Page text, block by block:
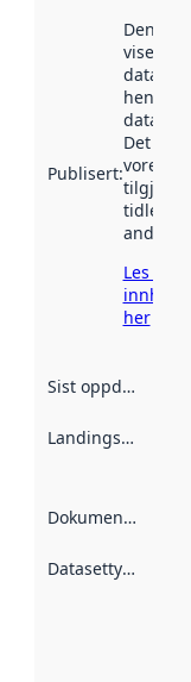
Publisert:
Denne
viser når
henta
Det kan
vore
tidlegare
andre
Les meir
her
Sist oppdatert
Landingsside
Dokumentasjon
Datasettype